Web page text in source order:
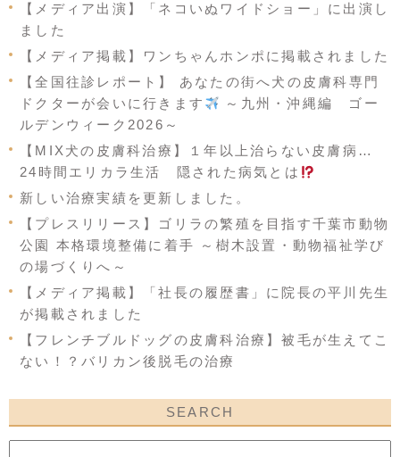
【メディア出演】「ネコいぬワイドショー」に出演し
ました
【メディア掲載】ワンちゃんホンポに掲載されました
【全国往診レポート】 あなたの街へ犬の皮膚科専門
ドクターが会いに行きます
～九州・沖縄編 ゴー
ルデンウィーク2026～
【MIX犬の皮膚科治療】１年以上治らない皮膚病…
24時間エリカラ生活 隠された病気とは
新しい治療実績を更新しました。
【プレスリリース】ゴリラの繁殖を目指す千葉市動物
公園 本格環境整備に着手 ～樹木設置・動物福祉学び
の場づくりへ～
【メディア掲載】「社長の履歴書」に院長の平川先生
が掲載されました
【フレンチブルドッグの皮膚科治療】被毛が生えてこ
ない！？バリカン後脱毛の治療
SEARCH